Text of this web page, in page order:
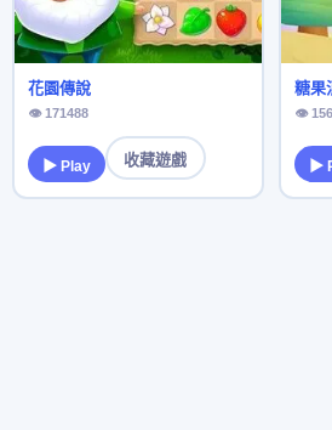
花園傳說
👁 171488
▶ Play 收藏遊戲
糖果
👁
▶